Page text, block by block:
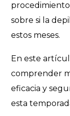
sobre si la
estos meses.
En este
comprender
eficacia y
esta